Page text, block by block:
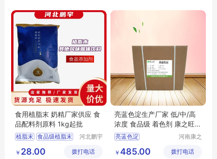
食用植脂末 奶精厂家供应 食
品配料剂原料 1kg起批
植脂末 食品级植脂末
植脂末厂家
河北鹏宇
有限公司
￥ 28.00 拨打电话
亮蓝色淀生产厂家 低/中/高
浓度 食品级 着色剂 康之旺生
物 1kg包邮
亮蓝色淀
河南康之
技有限公
￥ 485.00 拨打电话